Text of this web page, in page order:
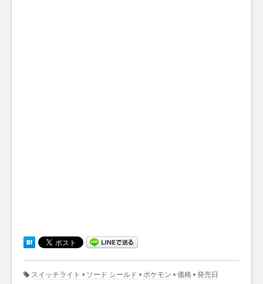
スイッチライト • ソード シールド • ポケモン • 価格 • 発売日